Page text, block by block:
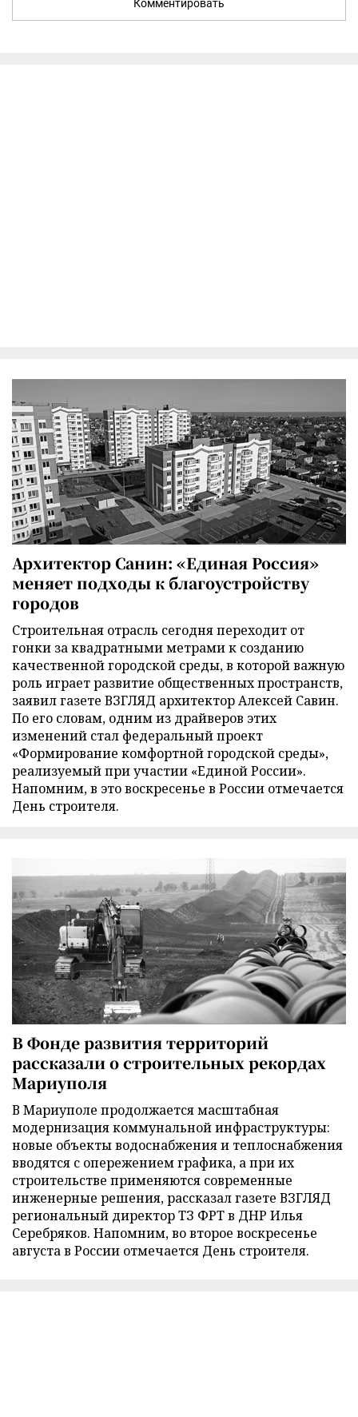
Комментировать
Архитектор Санин: «Единая Россия»
меняет подходы к благоустройству
городов
Строительная отрасль сегодня переходит от
гонки за квадратными метрами к созданию
качественной городской среды, в которой важную
роль играет развитие общественных пространств,
заявил газете ВЗГЛЯД архитектор Алексей Савин.
По его словам, одним из драйверов этих
изменений стал федеральный проект
«Формирование комфортной городской среды»,
реализуемый при участии «Единой России».
Напомним, в это воскресенье в России отмечается
День строителя.
В Фонде развития территорий
рассказали о строительных рекордах
Мариуполя
В Мариуполе продолжается масштабная
модернизация коммунальной инфраструктуры:
новые объекты водоснабжения и теплоснабжения
вводятся с опережением графика, а при их
строительстве применяются современные
инженерные решения, рассказал газете ВЗГЛЯД
региональный директор ТЗ ФРТ в ДНР Илья
Серебряков. Напомним, во второе воскресенье
августа в России отмечается День строителя.